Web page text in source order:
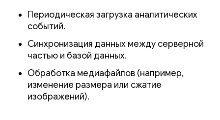
Периодическая загрузка аналитических
событий.
Синхронизация данных между серверной
частью и базой данных.
Обработка медиафайлов (например,
изменение размера или сжатие
изображений).